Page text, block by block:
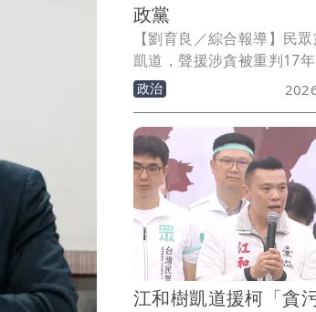
政黨
【劉育良／綜合報導】民
凱道，聲援涉貪被重判17
文哲，現場喊出人數達8萬
國昌晚上在threads也發文
超過8萬人站上凱道」，但
貓」劉宇席估算人數後調侃
「乘十」的政黨。
政治
江和樹凱道援柯「貪